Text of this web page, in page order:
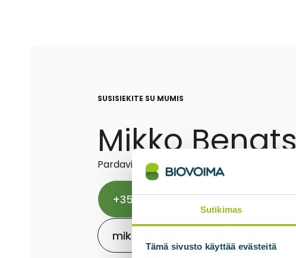
Sutikimas
Tämä sivusto käyttää evästeitä
SUSISIEKITE SU MUMIS
Mikko Bengts
Pardavimų vadybininkas
+358 50 549 0882
mikko.bengts@biovoima.fi